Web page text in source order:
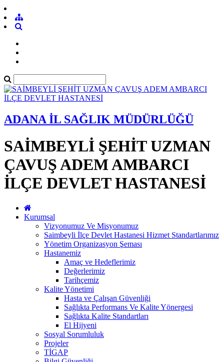
ADANA İL SAĞLIK MÜDÜRLÜĞÜ
SAİMBEYLİ ŞEHİT UZMAN
ÇAVUŞ ADEM AMBARCI
İLÇE DEVLET HASTANESİ
Kurumsal
Vizyonumuz Ve Misyonumuz
Saimbeyli İlçe Devlet Hastanesi Hizmet Standartlarımız
Yönetim Organizasyon Şeması
Hastanemiz
Amaç ve Hedeflerimiz
Değerlerimiz
Tarihçemiz
Kalite Yönetimi
Hasta ve Çalışan Güvenliği
Sağlıkta Performans Ve Kalite Yönergesi
Sağlıkta Kalite Standartları
El Hijyeni
Sosyal Sorumluluk
Projeler
TİGAP